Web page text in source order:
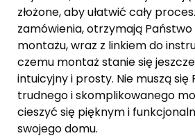
złożone, aby ułatwić cały
zamówienia, otrzymają
montażu, wraz z linkiem do
czemu montaż stanie się
intuicyjny i prosty. Nie muszą
trudnego i skomplikowanego
cieszyć się pięknym i
swojego domu.